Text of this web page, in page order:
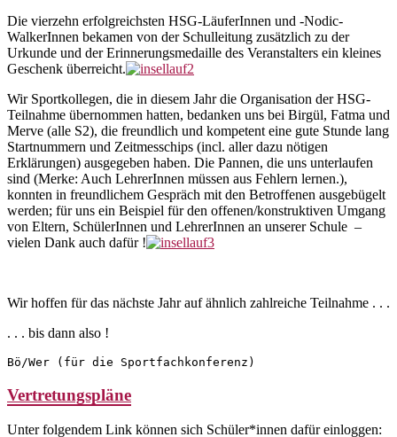
Die vierzehn erfolgreichsten HSG-LäuferInnen und -Nodic-
WalkerInnen bekamen von der Schulleitung zusätzlich zu der
Urkunde und der Erinnerungsmedaille des Veranstalters ein kleines
Geschenk überreicht.
Wir Sportkollegen, die in diesem Jahr die Organisation der HSG-
Teilnahme über­nommen hatten, bedanken uns bei Birgül, Fatma und
Merve (alle S2), die freundlich und kompetent eine gute Stunde lang
Startnummern und Zeitmesschips (incl. aller dazu nötigen
Erklärungen) ausgegeben haben. Die Pannen, die uns unterlaufen
sind (Merke: Auch LehrerInnen müssen aus Fehlern lernen.),
konnten in freundli­chem Gespräch mit den Betroffenen ausgebügelt
werden; für uns ein Beispiel für den offenen/konstruktiven Umgang
von Eltern, SchülerInnen und LehrerInnen an unserer Schule –
vielen Dank auch dafür !
Wir hoffen für das nächste Jahr auf ähnlich zahlreiche Teilnahme . . .
. . . bis dann also !
Bö/Wer (für die Sportfachkonferenz)
Vertretungspläne
Unter folgendem Link können sich Schüler*innen dafür einloggen: